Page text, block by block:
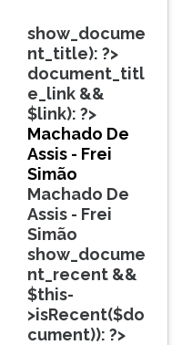
show_docume
nt_title): ?>
document_titl
e_link &&
$link): ?>
Machado De
Assis - Frei
Simão
Machado De
Assis - Frei
Simão
show_docume
nt_recent &&
$this-
>isRecent($do
cument)): ?>